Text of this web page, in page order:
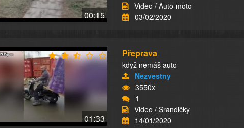
00:15
Video / Auto-moto
03/02/2020
01:33
Přeprava
když nemáš auto
Nezvestny
3550x
1
Video / Srandičky
14/01/2020